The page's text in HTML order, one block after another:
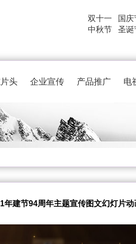
双十一
中秋节
国庆
圣诞
头 企业宣传 产品推广 电
年建节94周年主题宣传图文幻灯片动